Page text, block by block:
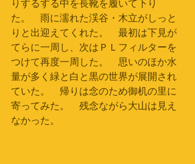
りするする中を長靴を履いて下り
た。　雨に濡れた渓谷・木立がしっと
りと出迎えてくれた。　最初は下見が
てらに一周し、次はＰＬフィルターを
つけて再度一周した。　思いのほか水
量が多く緑と白と黒の世界が展開され
ていた。　帰りは念のため御机の里に
寄ってみた。　残念ながら大山は見え
なかった。